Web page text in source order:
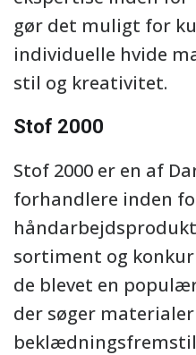
gør det muligt for
individuelle hvide
stil og kreativitet.
Stof 2000
Stof 2000 er en af
forhandlere inden
sortiment og
de blevet en
der søger